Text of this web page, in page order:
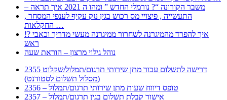
– משבר הקורונה “? נורמלי החדש ” ומהו ה 2021 איך תראה
, התעשייה , פיצויי מס רכוש בגין נזק עקיף לענפי המסחר
החקלאות …
!? איך להפרד מהמיגרנה לשחרור ממיגרנה מעשי מדריך וכאבי
ראש
נוהל גילוי מרצון – הוראת שעה
2355 דרישה לתשלום עבור מתן שירותי תרגום/תמלול/שקלוט
(מסלול תשלום לסטודנט)
2356 – טופס דיווח שעות מתן שירותי תרגום/תמלול
2357 – אישור קבלת תשלום בגין תרגום/תמלול